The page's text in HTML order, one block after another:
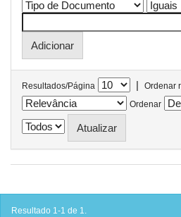
Resultados/Página |
Ordenar
Ordenar
Resultado 1-1 de 1.